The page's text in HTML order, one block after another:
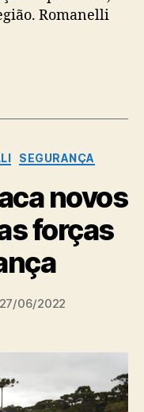
Romanelli
SEGURANÇA
novos
forças
27/06/2022